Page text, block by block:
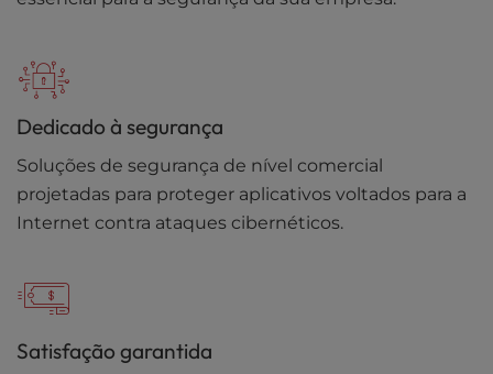
Dedicado à segurança
Soluções de segurança de nível comercial
projetadas para proteger aplicativos voltados para a
Internet contra ataques cibernéticos.
Satisfação garantida